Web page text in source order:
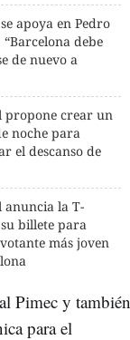
apoya en Pedro
“Barcelona debe
de nuevo a
propone crear un
noche para
el descanso de
anuncia la T-
billete para
más joven
Pimec y también
para el